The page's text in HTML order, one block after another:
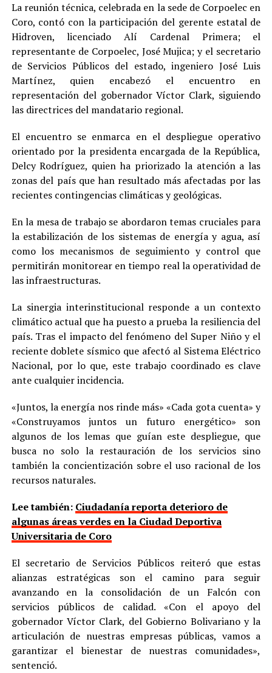
La reunión técnica, celebrada en la sede de Corpoelec en
Coro, contó con la participación del gerente estatal de
Hidroven, licenciado Alí Cardenal Primera; el
representante de Corpoelec, José Mujica; y el secretario
de Servicios Públicos del estado, ingeniero José Luis
Martínez, quien encabezó el encuentro en
representación del gobernador Víctor Clark, siguiendo
las directrices del mandatario regional.
El encuentro se enmarca en el despliegue operativo
orientado por la presidenta encargada de la República,
Delcy Rodríguez, quien ha priorizado la atención a las
zonas del país que han resultado más afectadas por las
recientes contingencias climáticas y geológicas.
En la mesa de trabajo se abordaron temas cruciales para
la estabilización de los sistemas de energía y agua, así
como los mecanismos de seguimiento y control que
permitirán monitorear en tiempo real la operatividad de
las infraestructuras.
La sinergia interinstitucional responde a un contexto
climático actual que ha puesto a prueba la resiliencia del
país. Tras el impacto del fenómeno del Super Niño y el
reciente doblete sísmico que afectó al Sistema Eléctrico
Nacional, por lo que, este trabajo coordinado es clave
ante cualquier incidencia.
«Juntos, la energía nos rinde más» «Cada gota cuenta» y
«Construyamos juntos un futuro energético» son
algunos de los lemas que guían este despliegue, que
busca no solo la restauración de los servicios sino
también la concientización sobre el uso racional de los
recursos naturales.
Lee también: Ciudadanía reporta deterioro de
algunas áreas verdes en la Ciudad Deportiva
Universitaria de Coro
El secretario de Servicios Públicos reiteró que estas
alianzas estratégicas son el camino para seguir
avanzando en la consolidación de un Falcón con
servicios públicos de calidad. «Con el apoyo del
gobernador Víctor Clark, del Gobierno Bolivariano y la
articulación de nuestras empresas públicas, vamos a
garantizar el bienestar de nuestras comunidades»,
sentenció.